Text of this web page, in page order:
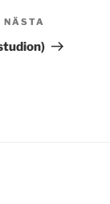
inlägg
NÄSTA